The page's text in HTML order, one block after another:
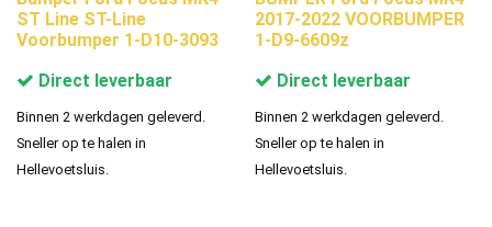
ST Line ST-Line
Voorbumper 1-D10-3093
Direct leverbaar
Binnen 2 werkdagen geleverd.
Sneller op te halen in
Hellevoetsluis.
2017-2022 VOORBUMPER
1-D9-6609z
Direct leverbaar
Binnen 2 werkdagen geleverd.
Sneller op te halen in
Hellevoetsluis.